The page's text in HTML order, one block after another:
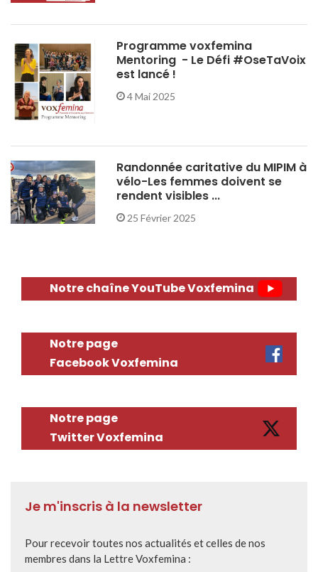
Programme voxfemina
Mentoring - Le Défi #OseTaVoix
est lancé !
4 Mai 2025
Randonnée caritative du MIPIM à
vélo-Les femmes doivent se
rendent visibles ...
25 Février 2025
Notre chaîne YouTube Voxfemina
Notre page
Facebook Voxfemina
Notre page
Twitter Voxfemina
Je m'inscris à la newsletter
Pour recevoir toutes nos actualités et celles de nos
membres dans la Lettre Voxfemina :